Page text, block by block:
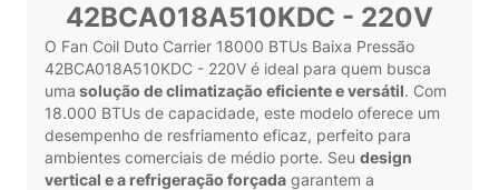
42BCA018A510KDC - 220V
O Fan Coil Duto Carrier 18000 BTUs Baixa Pressão
42BCA018A510KDC - 220V é ideal para quem busca
uma solução de climatização eficiente e versátil. Com
18.000 BTUs de capacidade, este modelo oferece um
desempenho de resfriamento eficaz, perfeito para
ambientes comerciais de médio porte. Seu design
vertical e a refrigeração forçada garantem a